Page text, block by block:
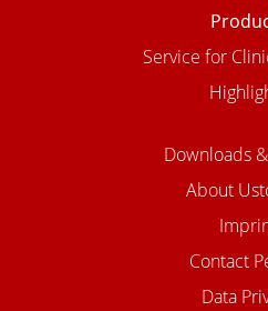
Service for
Downloads
About
Contact
Data